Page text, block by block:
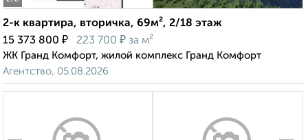
2-к квартира, вторичка, 69м², 2/18 этаж
15 373 800 ₽ 223 700 ₽ за м²
ЖК Гранд Комфорт, жилой комплекс Гранд Комфорт
Агентство, 05.08.2026